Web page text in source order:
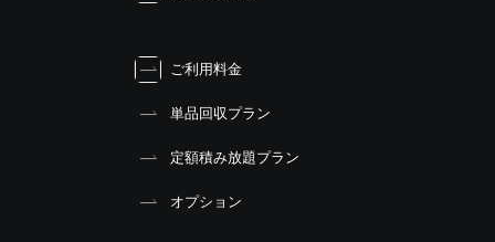
ご利用料金
単品回収プラン
定額積み放題プラン
オプション